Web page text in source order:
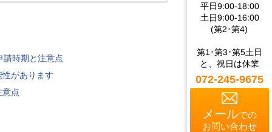
請時期と注意点
があります
意点
平日9:00-18:00
土日9:00-16:00
(第2･第4)
第1･第3･第5土日
と、祝日は休業
072-245-9675
メールでの
お問い合わせ